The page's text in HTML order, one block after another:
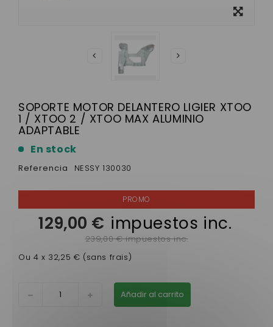
SOPORTE MOTOR DELANTERO LIGIER XTOO
1 / XTOO 2 / XTOO MAX ALUMINIO
ADAPTABLE
En stock
Referencia NESSY 130030
129,00 € impuestos inc.
239,00 € impuestos inc.
Ou 4 x 32,25 € (sans frais)
Añadir al carrito